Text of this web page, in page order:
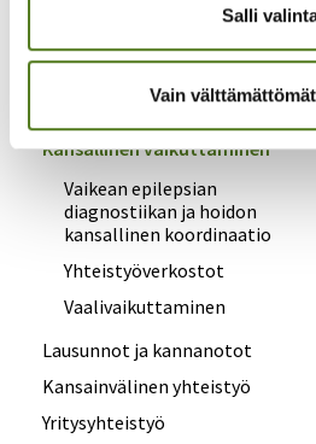
Salli
Vain
Arvot ja strategia
Vaikuttaminen ja yhteistyö
Kansallinen vaikuttaminen
Vaikean epilepsian
diagnostiikan ja hoidon
kansallinen koordinaatio
Yhteistyöverkostot
Vaalivaikuttaminen
Lausunnot ja kannanotot
Kansainvälinen yhteistyö
Yritysyhteistyö